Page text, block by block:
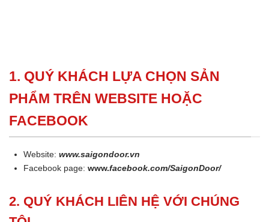
1. QUÝ KHÁCH LỰA CHỌN SẢN
PHẨM TRÊN WEBSITE HOẶC
FACEBOOK
Website:www.saigondoor.vn
Facebook page:www.facebook.com/SaigonDoor/
2. QUÝ KHÁCH LIÊN HỆ VỚI CHÚNG